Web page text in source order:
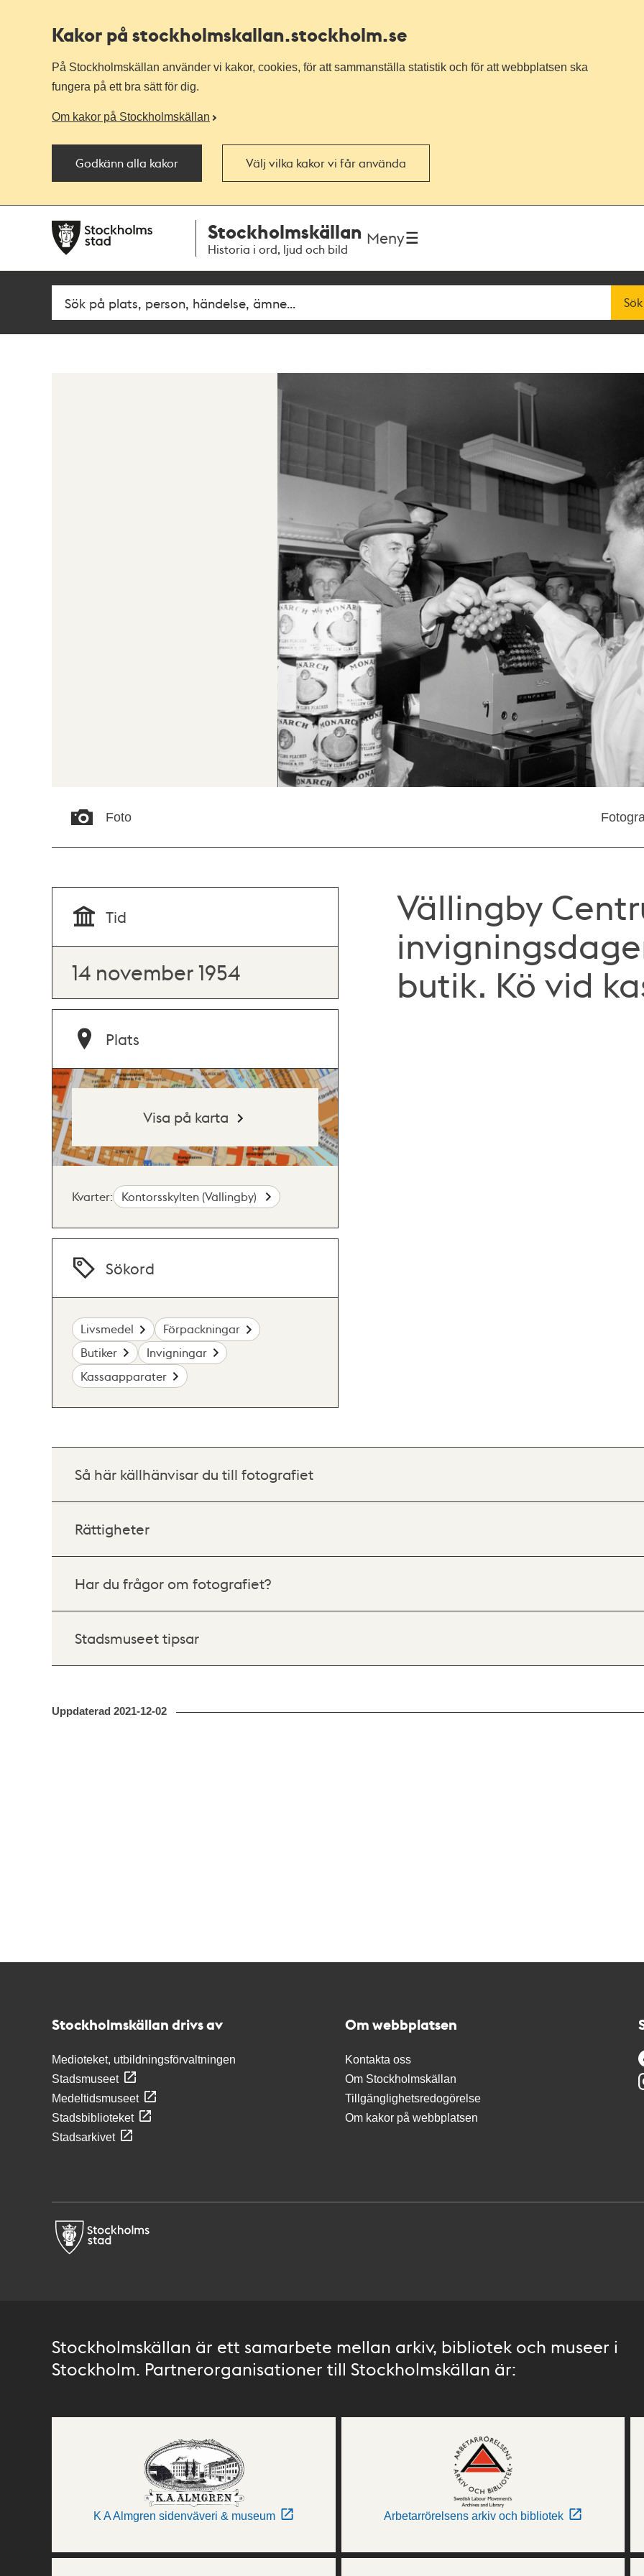
Kakor på stockholmskallan.stockholm.se
På Stockholmskällan använder vi kakor, cookies, för att sammanställa statistik och för att webbplatsen ska
fungera på ett bra sätt för dig.
Om kakor på Stockholmskällan
Godkänn alla kakor Välj vilka kakor vi får använda
navigationen
huvudinnehållet
Stockholmskällan
Historia i ord, ljud och bild
Meny
Fritextsök Sök
Foto
Vällingby
butik. Kö vid
Tid
14 november 1954
Plats
Visa på karta
Kvarter: Kontorsskylten (Vällingby)
Sökord
Livsmedel
Förpackningar
Butiker
Invigningar
Kassaapparater
Så här källhänvisar du till fotografiet
Rättigheter
Har du frågor om fotografiet?
Stadsmuseet tipsar
Uppdaterad 2021-12-02
Stockholmskällan drivs av
Medioteket, utbildningsförvaltningen
Stadsmuseet
Medeltidsmuseet
Stadsbiblioteket
Stadsarkivet
Om webbplatsen
Kontakta oss
Om Stockholmskällan
Tillgänglighetsredogörelse
Om kakor på webbplatsen
Stockholmskällan är ett samarbete mellan arkiv, bibliotek och museer i
Stockholm. Partnerorganisationer till Stockholmskällan är:
K A Almgren sidenväveri & museum Arbetarrörelsens arkiv och bibliotek